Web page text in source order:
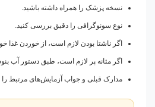
نسخه پزشک را همراه داشته باشید.
نوع سونوگرافی را دقیق بررسی کنید.
اگر ناشتا بودن لازم است، از خوردن غذا
اگر مثانه پر لازم است، طبق دستور آب
مدارک قبلی و جواب آزمایش‌های مرتبط را